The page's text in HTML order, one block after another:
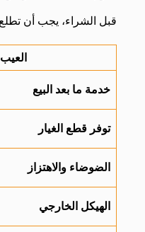
قبل الشراء، يجب أن
العيب
خدمة ما بعد البيع
توفر قطع الغيار
الضوضاء والاهتزاز
الهيكل الخارجي